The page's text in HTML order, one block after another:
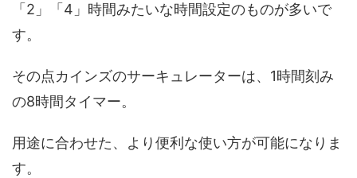
「2」「4」時間みたいな時間設定のものが多いで
す。
その点カインズのサーキュレーターは、1時間刻み
の8時間タイマー。
用途に合わせた、より便利な使い方が可能になりま
す。